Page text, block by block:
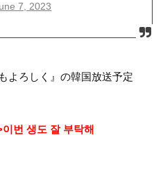
7, 2023
よろしく』の韓国放送予定
번 생도 잘 부탁해